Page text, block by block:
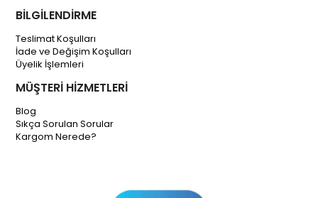
BİLGİLENDİRME
Teslimat Koşulları
İade ve Değişim Koşulları
Üyelik İşlemleri
MÜŞTERİ HİZMETLERİ
Blog
Sıkça Sorulan Sorular
Kargom Nerede?